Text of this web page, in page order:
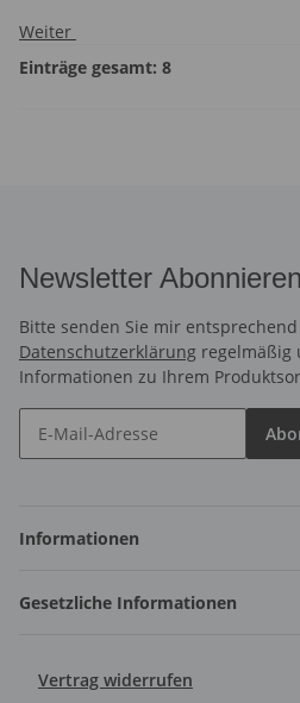
Weiter
Einträge gesamt: 8
Newsletter Abonnieren
Bitte senden Sie mir
Datenschutzerklärung regelmäßig
Informationen zu Ihrem
Informationen
Gesetzliche Informationen
Vertrag widerrufen